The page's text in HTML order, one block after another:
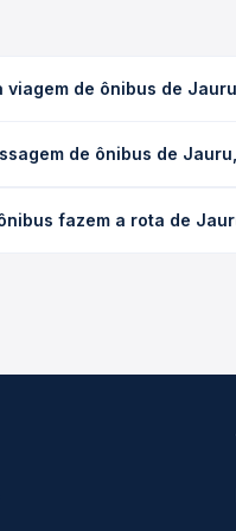
viagem de ônibus de
tráfego. Na Quero
de ônibus de
Na Quero Passagem
fazem a rota de